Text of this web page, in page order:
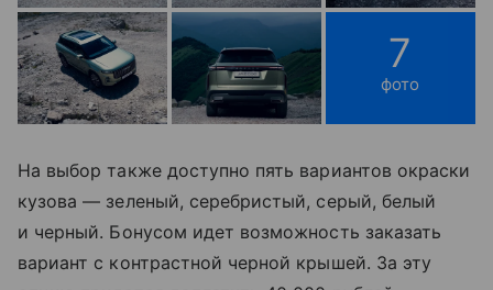
7
фото
На выбор также доступно пять вариантов окраски
кузова — зеленый, серебристый, серый, белый
и черный. Бонусом идет возможность заказать
вариант с контрастной черной крышей. За эту